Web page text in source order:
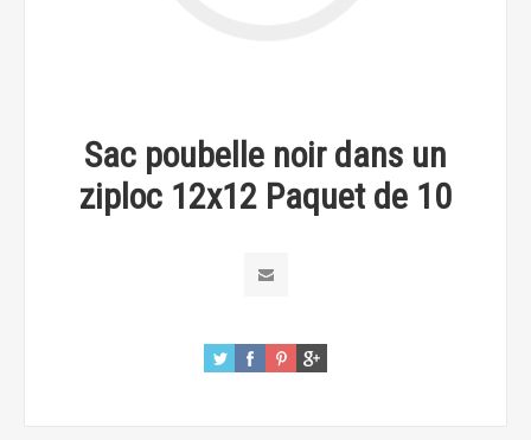
Sac poubelle noir dans un
ziploc 12x12 Paquet de 10